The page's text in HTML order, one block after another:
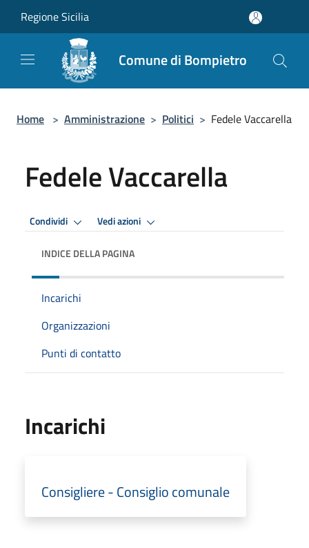
Regione Sicilia
Comune di Bompietro
Home > Amministrazione > Politici > Fedele Vaccarella
Fedele Vaccarella
Condividi Vedi azioni
INDICE DELLA PAGINA
Incarichi
Organizzazioni
Punti di contatto
Incarichi
Consigliere - Consiglio comunale